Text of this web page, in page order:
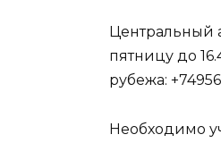
Центральный
пятницу до
рубежа:
Необходимо